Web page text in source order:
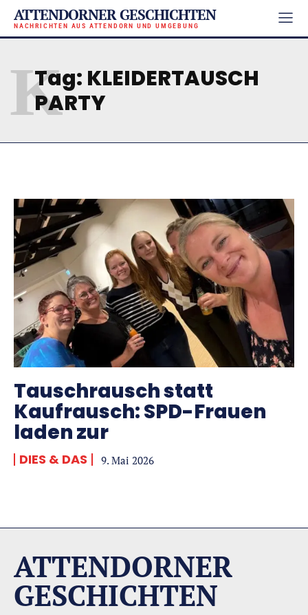
ATTENDORNER GESCHICHTEN
NACHRICHTEN AUS ATTENDORN UND UMGEBUNG
Tag: KLEIDERTAUSCH
PARTY
K
Tauschrausch statt
Kaufrausch: SPD-Frauen
laden zur
DIES & DAS 9. Mai 2026
ATTENDORNER
GESCHICHTEN